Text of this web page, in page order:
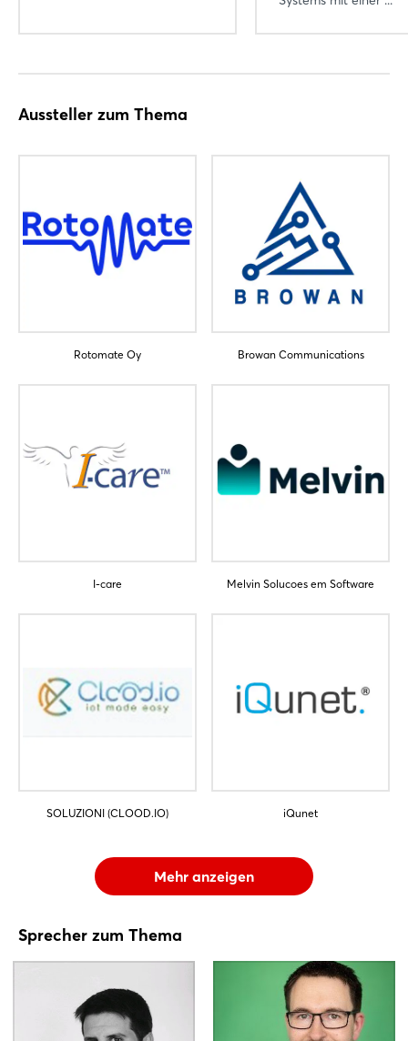
Aussteller zum Thema
Rotomate Oy Browan Communications
I-care Melvin Solucoes em Software
SOLUZIONI (CLOOD.IO) iQunet
Mehr anzeigen
Sprecher zum Thema
Passwort vergessen?
Noch nicht angemeldet?
Jetzt registrieren